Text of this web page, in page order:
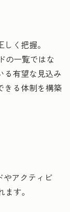
く把握。
の一覧ではな
る有望な見込み
きる体制を構築
やアクティビ
す。